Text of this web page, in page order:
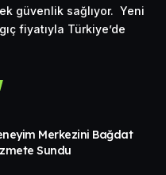
güvenlik sağlıyor. Yeni
fiyatıyla Türkiye’de
Merkezini Bağdat
Sundu